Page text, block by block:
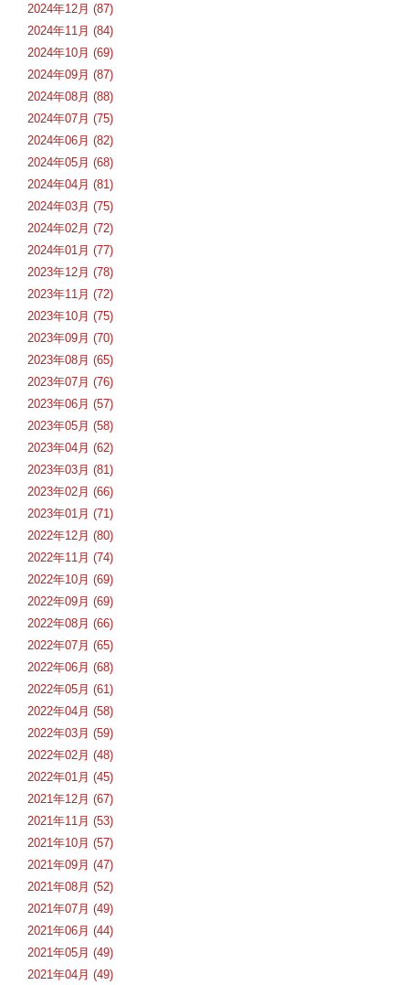
2024年12月 (87)
2024年11月 (84)
2024年10月 (69)
2024年09月 (87)
2024年08月 (88)
2024年07月 (75)
2024年06月 (82)
2024年05月 (68)
2024年04月 (81)
2024年03月 (75)
2024年02月 (72)
2024年01月 (77)
2023年12月 (78)
2023年11月 (72)
2023年10月 (75)
2023年09月 (70)
2023年08月 (65)
2023年07月 (76)
2023年06月 (57)
2023年05月 (58)
2023年04月 (62)
2023年03月 (81)
2023年02月 (66)
2023年01月 (71)
2022年12月 (80)
2022年11月 (74)
2022年10月 (69)
2022年09月 (69)
2022年08月 (66)
2022年07月 (65)
2022年06月 (68)
2022年05月 (61)
2022年04月 (58)
2022年03月 (59)
2022年02月 (48)
2022年01月 (45)
2021年12月 (67)
2021年11月 (53)
2021年10月 (57)
2021年09月 (47)
2021年08月 (52)
2021年07月 (49)
2021年06月 (44)
2021年05月 (49)
2021年04月 (49)